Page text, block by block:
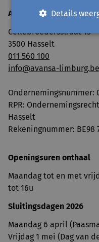
Avansa Limburg vzw
Cellebroedersstraat 15
3500 Hasselt
011 560 100
info@avansa-limburg.be
Ondernemingsnummer:
RPR:
Hasselt
Rekeningnummer: BE98
Openingsuren onthaal
Maandag tot en met
tot 16u
Sluitingsdagen 2026
Maandag 6 april
Vrijdag 1 mei (Dag van
Details